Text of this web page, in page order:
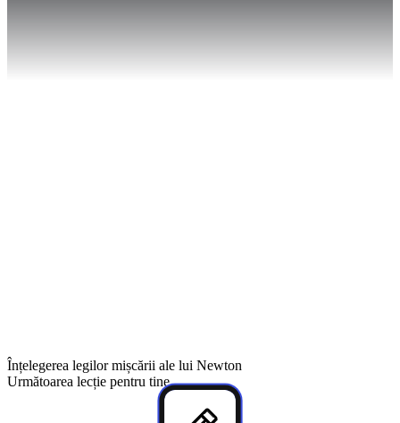
Înțelegerea legilor mișcării ale lui Newton
Următoarea lecție pentru tine